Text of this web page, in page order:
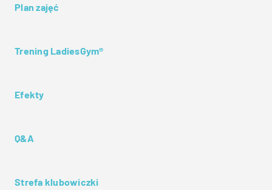
Plan zajęć
Trening LadiesGym®
Efekty
Q&A
Strefa klubowiczki